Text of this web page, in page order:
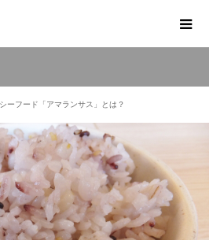
ーフード「アマランサス」とは？